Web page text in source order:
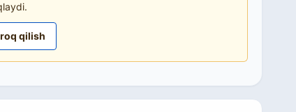
qilish